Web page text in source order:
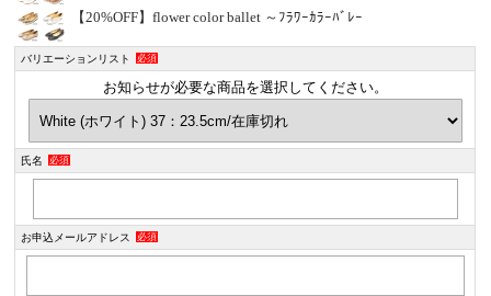
【20%OFF】flower color ballet ～ﾌﾗﾜｰｶﾗｰﾊﾞﾚｰ
バリエーションリスト 必須
お知らせが必要な商品を選択してください。
氏名 必須
お申込メールアドレス 必須